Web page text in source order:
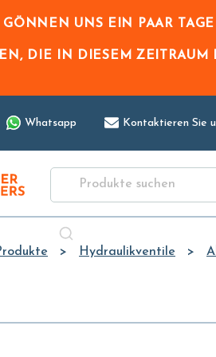
GÖNNEN UNS EIN PAAR
DIE IN DIESEM ZEITRAUM
Whatsapp Kontaktieren Sie
Hydraulikventile